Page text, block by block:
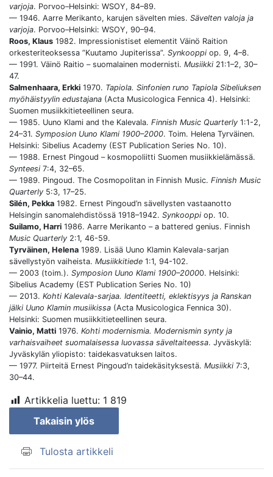
varjoja. Porvoo–Helsinki: WSOY, 84–89.
— 1946. Aarre Merikanto, karujen sävelten mies. Sävelten valoja ja
varjoja. Porvoo–Helsinki: WSOY, 90–94.
Roos, Klaus 1982. Impressionistiset elementit Väinö Raition
orkesteriteoksessa ”Kuutamo Jupiterissa”. Synkooppi op. 9, 4–8.
— 1991. Väinö Raitio – suomalainen modernisti. Musiikki 21:1–2, 30–
47.
Salmenhaara, Erkki 1970. Tapiola. Sinfonien runo Tapiola Sibeliuksen
myöhäistyylin edustajana (Acta Musicologica Fennica 4). Helsinki:
Suomen musiikkitieteellinen seura.
— 1985. Uuno Klami and the Kalevala. Finnish Music Quarterly 1:1-2,
24–31. Symposion Uuno Klami 1900–2000. Toim. Helena Tyrväinen.
Helsinki: Sibelius Academy (EST Publication Series No. 10).
— 1988. Ernest Pingoud – kosmopoliitti Suomen musiikkielämässä.
Synteesi 7:4, 32–65.
— 1989. Pingoud. The Cosmopolitan in Finnish Music. Finnish Music
Quarterly 5:3, 17–25.
Silén, Pekka 1982. Ernest Pingoud’n sävellysten vastaanotto
Helsingin sanomalehdistössä 1918–1942. Synkooppi op. 10.
Suilamo, Harri 1986. Aarre Merikanto – a battered genius. Finnish
Music Quarterly 2:1, 46-59.
Tyrväinen, Helena 1989. Lisää Uuno Klamin Kalevala-sarjan
sävellystyön vaiheista. Musiikkitiede 1:1, 94-102.
— 2003 (toim.). Symposion Uuno Klami 1900–20000. Helsinki:
Sibelius Academy (EST Publication Series No. 10)
— 2013. Kohti Kalevala-sarjaa. Identiteetti, eklektisyys ja Ranskan
jälki Uuno Klamin musiikissa (Acta Musicologica Fennica 30).
Helsinki: Suomen musiikkitieteellinen seura.
Vainio, Matti 1976. Kohti modernismia. Modernismin synty ja
varhaisvaiheet suomalaisessa luovassa säveltaiteessa. Jyväskylä:
Jyväskylän yliopisto: taidekasvatuksen laitos.
— 1977. Piirteitä Ernest Pingoud’n taidekäsityksestä. Musiikki 7:3,
30–44.
Artikkelia luettu: 1 819
Takaisin ylös
Tulosta artikkeli